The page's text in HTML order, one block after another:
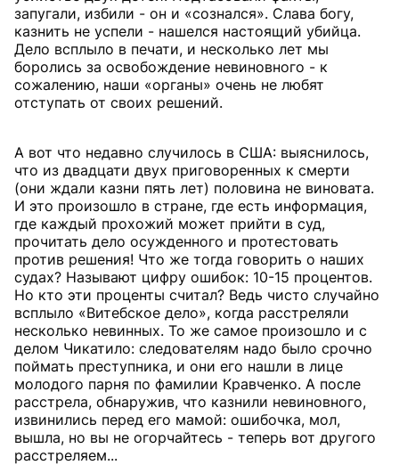
запугали, избили - он и «сознался». Слава богу,
казнить не успели - нашелся настоящий убийца.
Дело всплыло в печати, и несколько лет мы
боролись за освобождение невиновного - к
сожалению, наши «органы» очень не любят
отступать от своих решений.
А вот что недавно случилось в США: выяснилось,
что из двадцати двух приговоренных к смерти
(они ждали казни пять лет) половина не виновата.
И это произошло в стране, где есть информация,
где каждый прохожий может прийти в суд,
прочитать дело осужденного и протестовать
против решения! Что же тогда говорить о наших
судах? Называют цифру ошибок: 10-15 процентов.
Но кто эти проценты считал? Ведь чисто случайно
всплыло «Витебское дело», когда расстреляли
несколько невинных. То же самое произошло и с
делом Чикатило: следователям надо было срочно
поймать преступника, и они его нашли в лице
молодого парня по фамилии Кравченко. А после
расстрела, обнаружив, что казнили невиновного,
извинились перед его мамой: ошибочка, мол,
вышла, но вы не огорчайтесь - теперь вот другого
расстреляем...